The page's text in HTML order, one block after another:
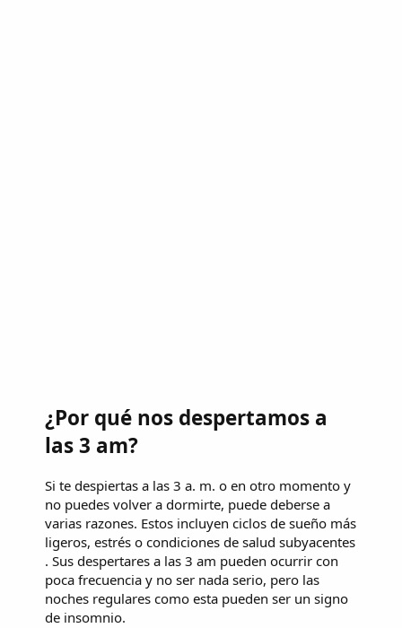
¿Por qué nos despertamos a
las 3 am?
Si te despiertas a las 3 a. m. o en otro momento y
no puedes volver a dormirte, puede deberse a
varias razones. Estos incluyen ciclos de sueño más
ligeros, estrés o condiciones de salud subyacentes
. Sus despertares a las 3 am pueden ocurrir con
poca frecuencia y no ser nada serio, pero las
noches regulares como esta pueden ser un signo
de insomnio.